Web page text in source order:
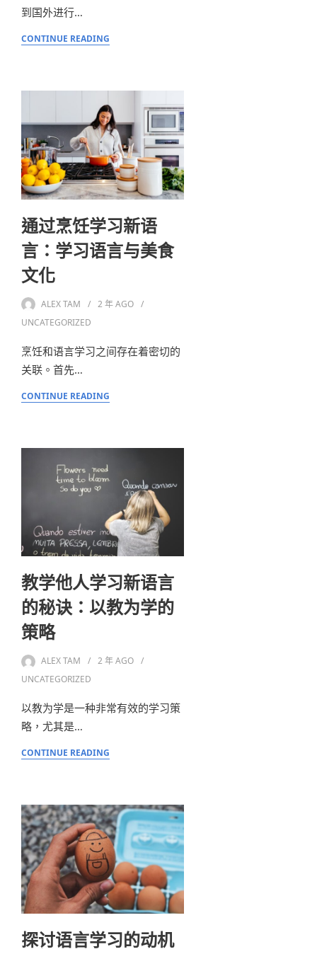
到国外进行…
CONTINUE READING
通过烹饪学习新语
言：学习语言与美食
文化
ALEX TAM 2 年AGO
UNCATEGORIZED
烹饪和语言学习之间存在着密切的
关联。首先…
CONTINUE READING
教学他人学习新语言
的秘诀：以教为学的
策略
ALEX TAM 2 年AGO
UNCATEGORIZED
以教为学是一种非常有效的学习策
略，尤其是…
CONTINUE READING
探讨语言学习的动机